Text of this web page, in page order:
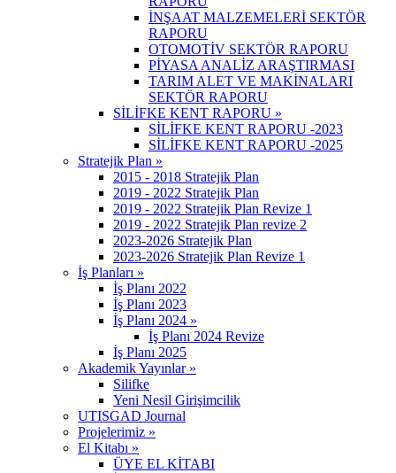
İNŞAAT MALZEMELERİ SEKTÖR
RAPORU
OTOMOTİV SEKTÖR RAPORU
PİYASA ANALİZ ARAŞTIRMASI
TARIM ALET VE MAKİNALARI
SEKTÖR RAPORU
SİLİFKE KENT RAPORU »
SİLİFKE KENT RAPORU -2023
SİLİFKE KENT RAPORU -2025
Stratejik Plan »
2015 - 2018 Stratejik Plan
2019 - 2022 Stratejik Plan
2019 - 2022 Stratejik Plan Revize 1
2019 - 2022 Stratejik Plan revize 2
2023-2026 Stratejik Plan
2023-2026 Stratejik Plan Revize 1
İş Planları »
İş Planı 2022
İş Planı 2023
İş Planı 2024 »
İş Planı 2024 Revize
İş Planı 2025
Akademik Yayınlar »
Silifke
Yeni Nesil Girişimcilik
UTISGAD Journal
Projelerimiz »
El Kitabı »
ÜYE EL KİTABI